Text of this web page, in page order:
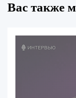
Вас также